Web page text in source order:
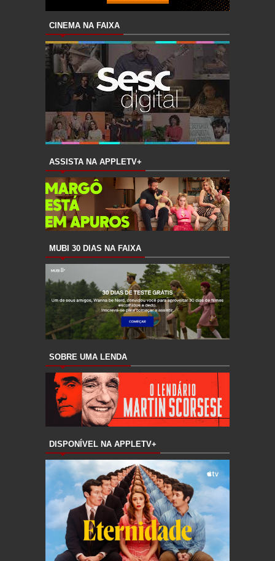
CINEMA NA FAIXA
ASSISTA NA APPLETV+
MUBI 30 DIAS NA FAIXA
SOBRE UMA LENDA
DISPONÍVEL NA APPLETV+